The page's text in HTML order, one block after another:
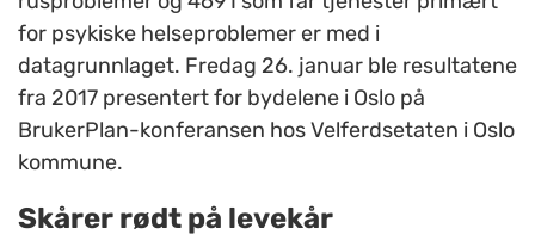
for psykiske helseproblemer er med i
datagrunnlaget. Fredag 26. januar ble resultatene
fra 2017 presentert for bydelene i Oslo på
BrukerPlan-konferansen hos Velferdsetaten i Oslo
kommune.
Skårer rødt på levekår